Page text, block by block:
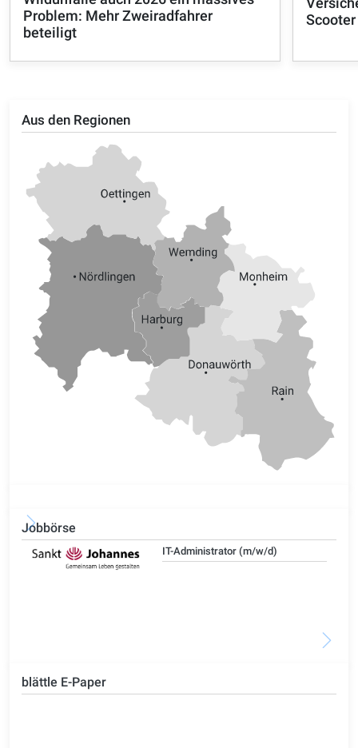
Aus den Regionen
Jobbörse
IT-Administrator (m/w/d)
blättle E-Paper
Problem: Mehr Zweiradfahrer
beteiligt
Scooter